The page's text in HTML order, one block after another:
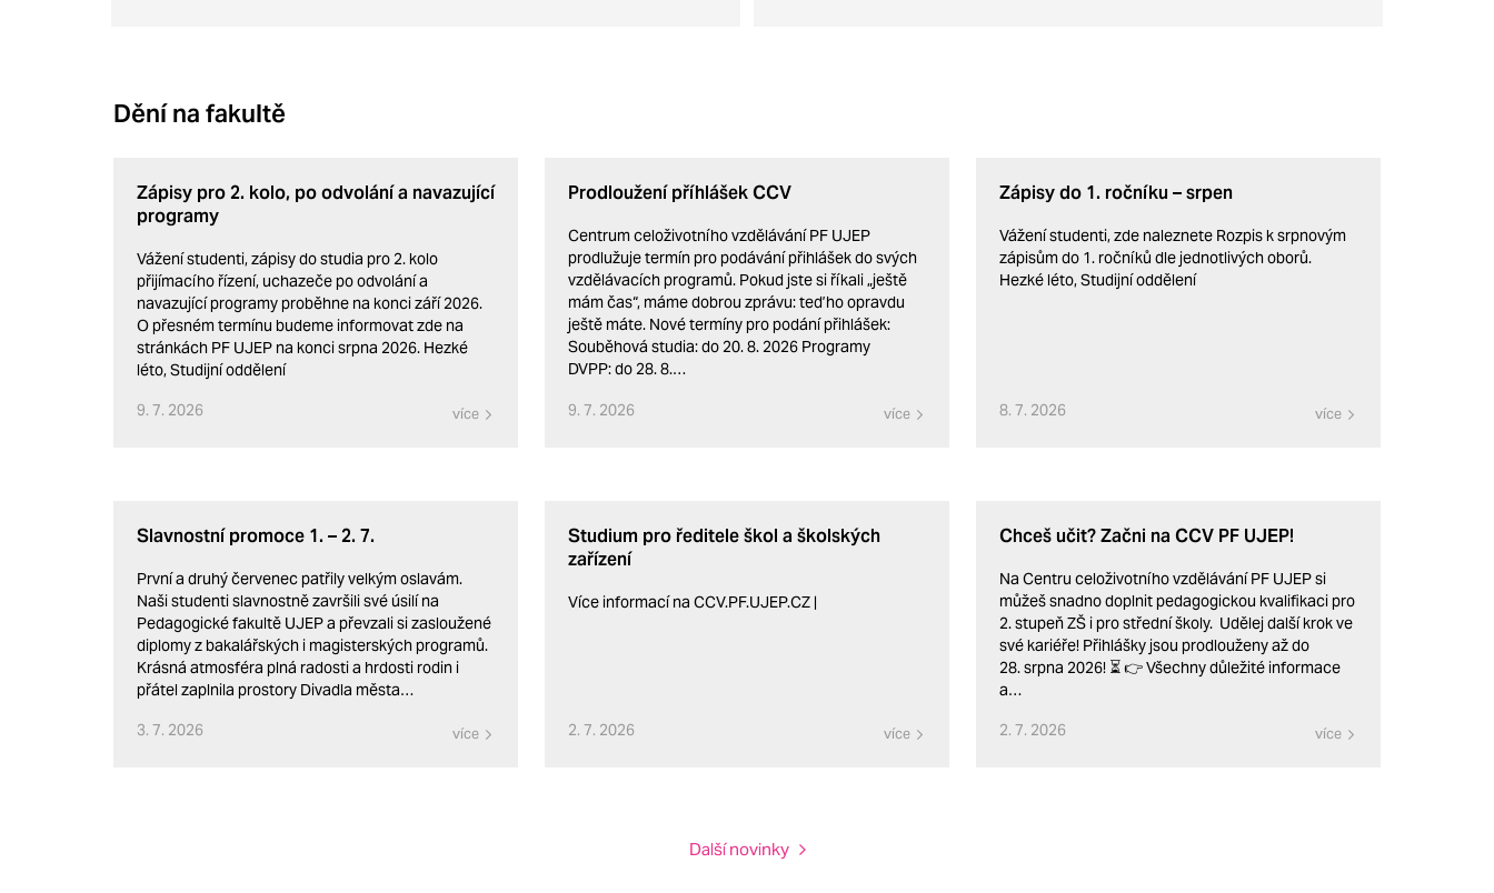
Dění na fakultě
Zápisy pro 2. kolo, po odvolání a navazující
programy
Vážení studenti, zápisy do studia pro 2. kolo
přijímacího řízení, uchazeče po odvolání a
navazující programy proběhne na konci září 2026.
O přesném termínu budeme informovat zde na
stránkách PF UJEP na konci srpna 2026. Hezké
léto, Studijní oddělení
9. 7. 2026 více
Prodloužení příhlášek CCV
Centrum celoživotního vzdělávání PF UJEP
prodlužuje termín pro podávání přihlášek do svých
vzdělávacích programů. Pokud jste si říkali „ještě
mám čas“, máme dobrou zprávu: teď ho opravdu
ještě máte. Nové termíny pro podání přihlášek:
Souběhová studia: do 20. 8. 2026 Programy
DVPP: do 28. 8.…
9. 7. 2026 více
Zápisy do 1. ročníku – srpen
Vážení studenti, zde naleznete Rozpis k srpnovým
zápisům do 1. ročníků dle jednotlivých oborů.
Hezké léto, Studijní oddělení
8. 7. 2026 více
Slavnostní promoce 1. – 2. 7.
První a druhý červenec patřily velkým oslavám.
Naši studenti slavnostně završili své úsilí na
Pedagogické fakultě UJEP a převzali si zasloužené
diplomy z bakalářských i magisterských programů.
Krásná atmosféra plná radosti a hrdosti rodin i
přátel zaplnila prostory Divadla města…
3. 7. 2026 více
Studium pro ředitele škol a školských
zařízení
Více informací na CCV.PF.UJEP.CZ |
2. 7. 2026 více
Chceš učit? Začni na CCV PF UJEP!
Na Centru celoživotního vzdělávání PF UJEP si
můžeš snadno doplnit pedagogickou kvalifikaci pro
2. stupeň ZŠ i pro střední školy. Udělej další krok ve
své kariéře! Přihlášky jsou prodlouženy až do
28. srpna 2026! ⏳ 👉 Všechny důležité informace
a…
2. 7. 2026 více
Další novinky